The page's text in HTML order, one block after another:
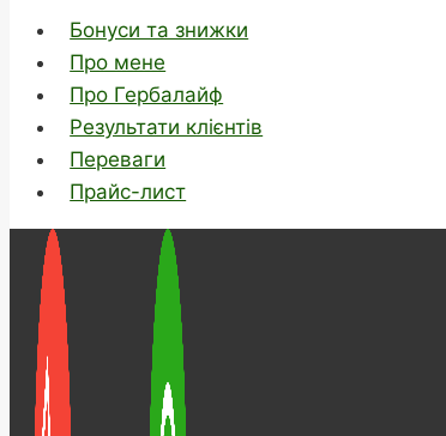
Бонуси та знижки
Про мене
Про Гербалайф
Результати клієнтів
Переваги
Прайс-лист